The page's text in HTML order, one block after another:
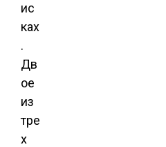
ис
ках
.
Дв
ое
из
тре
х